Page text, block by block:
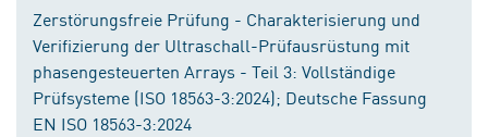
Zerstörungsfreie Prüfung - Charakterisierung und
Verifizierung der Ultraschall-Prüfausrüstung mit
phasengesteuerten Arrays - Teil 3: Vollständige
Prüfsysteme (ISO 18563-3:2024); Deutsche Fassung
EN ISO 18563-3:2024